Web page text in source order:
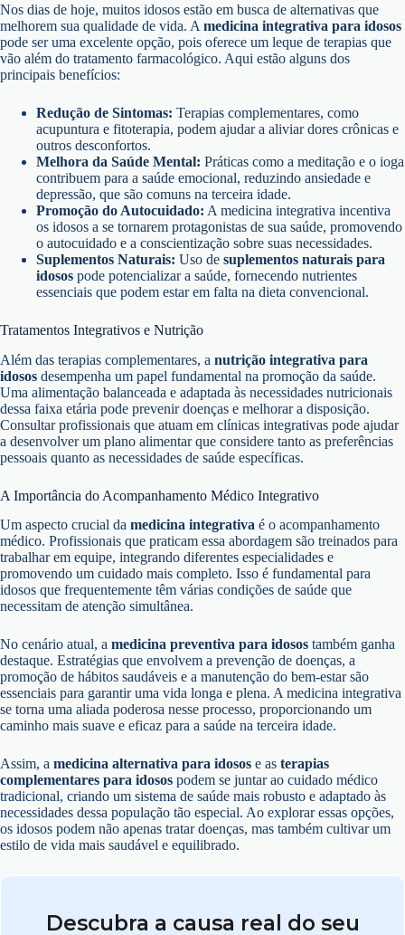
Nos dias de hoje, muitos idosos estão em busca de alternativas que
melhorem sua qualidade de vida. A medicina integrativa para idosos
pode ser uma excelente opção, pois oferece um leque de terapias que
vão além do tratamento farmacológico. Aqui estão alguns dos
principais benefícios:
Redução de Sintomas: Terapias complementares, como
acupuntura e fitoterapia, podem ajudar a aliviar dores crônicas e
outros desconfortos.
Melhora da Saúde Mental: Práticas como a meditação e o ioga
contribuem para a saúde emocional, reduzindo ansiedade e
depressão, que são comuns na terceira idade.
Promoção do Autocuidado: A medicina integrativa incentiva
os idosos a se tornarem protagonistas de sua saúde, promovendo
o autocuidado e a conscientização sobre suas necessidades.
Suplementos Naturais: Uso de suplementos naturais para
idosos pode potencializar a saúde, fornecendo nutrientes
essenciais que podem estar em falta na dieta convencional.
Tratamentos Integrativos e Nutrição
Além das terapias complementares, a nutrição integrativa para
idosos desempenha um papel fundamental na promoção da saúde.
Uma alimentação balanceada e adaptada às necessidades nutricionais
dessa faixa etária pode prevenir doenças e melhorar a disposição.
Consultar profissionais que atuam em clínicas integrativas pode ajudar
a desenvolver um plano alimentar que considere tanto as preferências
pessoais quanto as necessidades de saúde específicas.
A Importância do Acompanhamento Médico Integrativo
Um aspecto crucial da medicina integrativa é o acompanhamento
médico. Profissionais que praticam essa abordagem são treinados para
trabalhar em equipe, integrando diferentes especialidades e
promovendo um cuidado mais completo. Isso é fundamental para
idosos que frequentemente têm várias condições de saúde que
necessitam de atenção simultânea.
No cenário atual, a medicina preventiva para idosos também ganha
destaque. Estratégias que envolvem a prevenção de doenças, a
promoção de hábitos saudáveis e a manutenção do bem-estar são
essenciais para garantir uma vida longa e plena. A medicina integrativa
se torna uma aliada poderosa nesse processo, proporcionando um
caminho mais suave e eficaz para a saúde na terceira idade.
Assim, a medicina alternativa para idosos e as terapias
complementares para idosos podem se juntar ao cuidado médico
tradicional, criando um sistema de saúde mais robusto e adaptado às
necessidades dessa população tão especial. Ao explorar essas opções,
os idosos podem não apenas tratar doenças, mas também cultivar um
estilo de vida mais saudável e equilibrado.
Descubra a causa real do seu